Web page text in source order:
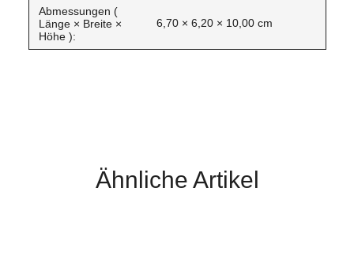
Abmessungen (
Länge × Breite ×
Höhe ):
6,70 × 6,20 × 10,00 cm
Ähnliche Artikel